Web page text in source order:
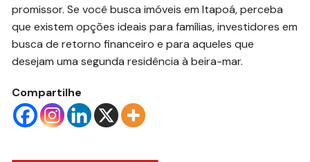
promissor. Se você busca imóveis em Itapoá, perceba
que existem opções ideais para famílias, investidores em
busca de retorno financeiro e para aqueles que
desejam uma segunda residência à beira-mar.
Compartilhe